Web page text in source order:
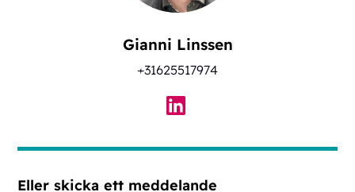
Gianni Linssen
+31625517974
Eller skicka ett meddelande